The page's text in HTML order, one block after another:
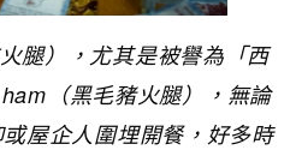
腿），尤其是被譽為「西
（黑毛豬火腿），無論
屋企人圍埋開餐，好多時